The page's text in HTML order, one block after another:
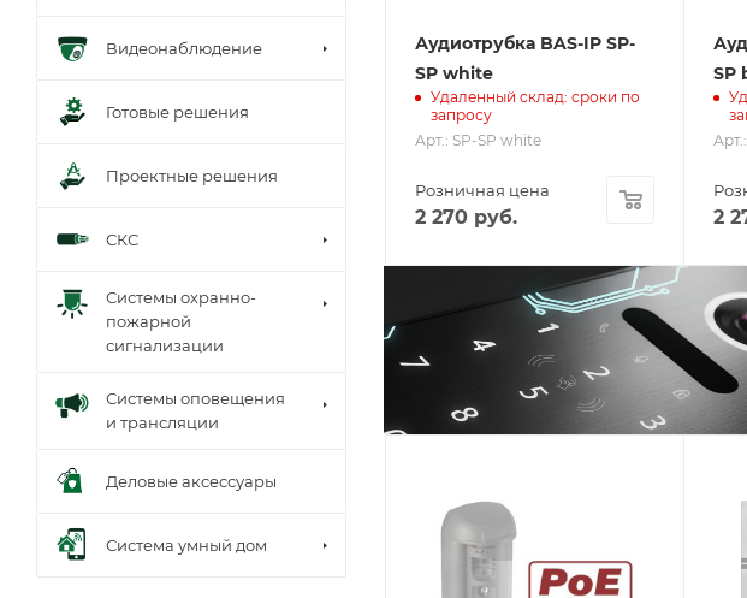
Аудиотрубка BAS-IP SP-
SP white
Удаленный склад: сроки по
запросу
Арт.: SP-SP white
Розничная цена
2 270 руб.
SP
2
Видеонаблюдение
Готовые решения
Проектные решения
СКС
Системы охранно-
пожарной
сигнализации
Системы оповещения
и трансляции
Деловые аксессуары
Система умный дом